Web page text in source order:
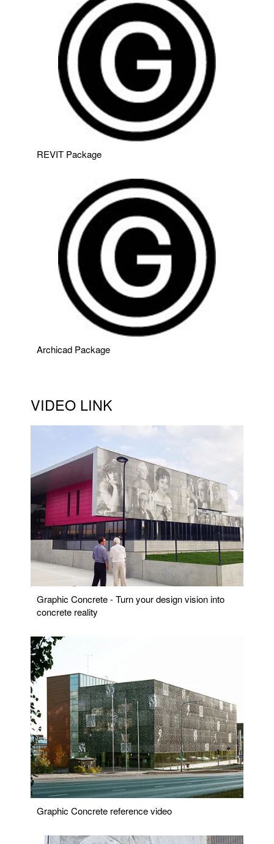
REVIT Package
Archicad Package
VIDEO LINK
Graphic Concrete - Turn your design vision into
concrete reality
Graphic Concrete reference video